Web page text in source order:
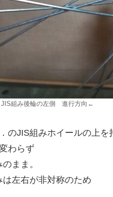
JIS組み後輪の左側 進行方向←
のJIS組みホイールの上
わらず
のまま。
は左右が非対称のため